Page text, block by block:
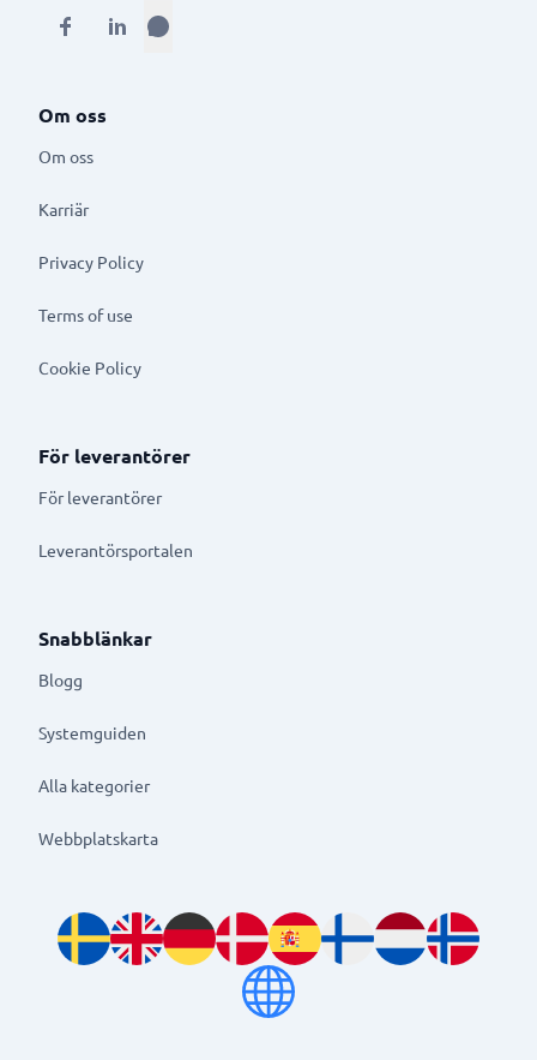
Om oss
Om oss
Karriär
Privacy Policy
Terms of use
Cookie Policy
För leverantörer
För leverantörer
Leverantörsportalen
Snabblänkar
Blogg
Systemguiden
Alla kategorier
Webbplatskarta